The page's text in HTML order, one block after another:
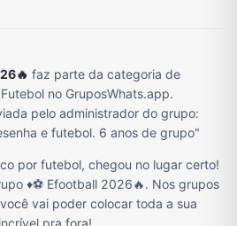
faz parte da categoria de
no GruposWhats.app.
pelo administrador do grupo:
e futebol. 6 anos de grupo"
por futebol, chegou no lugar certo!
♦️⚽ Efootball 2026🔥. Nos grupos
vai poder colocar toda a sua